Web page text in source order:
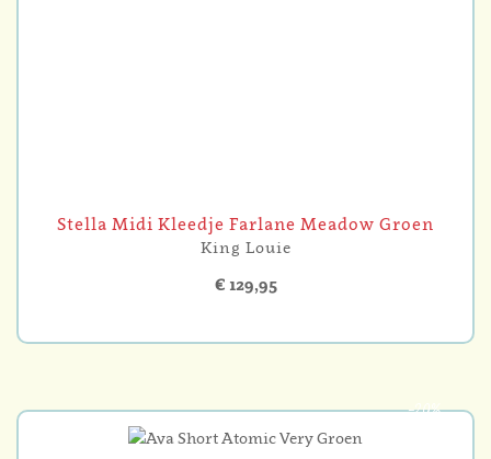
Stella Midi Kleedje Farlane Meadow Groen
King Louie
€ 129,95
-20%